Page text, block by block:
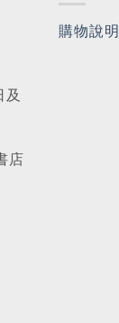
及
店
購物說明